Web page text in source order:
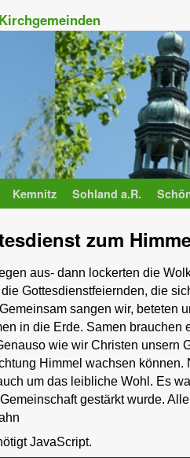
Kemnitz Sohland a.R.
zum
aus- dann lockerten die
Gottesdienstfeiernden, die
sangen wir, beteten
in die Erde. Samen
wie wir Christen unsern
Himmel wachsen
um das leibliche Wohl. Es
gestärkt wurde.
JavaScript.